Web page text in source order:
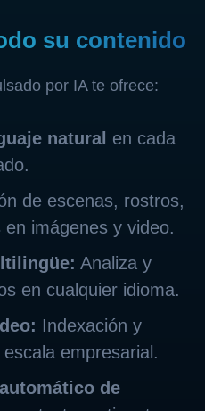
su contenido
por IA te ofrece:
natural en cada
de escenas, rostros,
en imágenes y video.
Analiza y
en cualquier idioma.
Indexación y
empresarial.
de